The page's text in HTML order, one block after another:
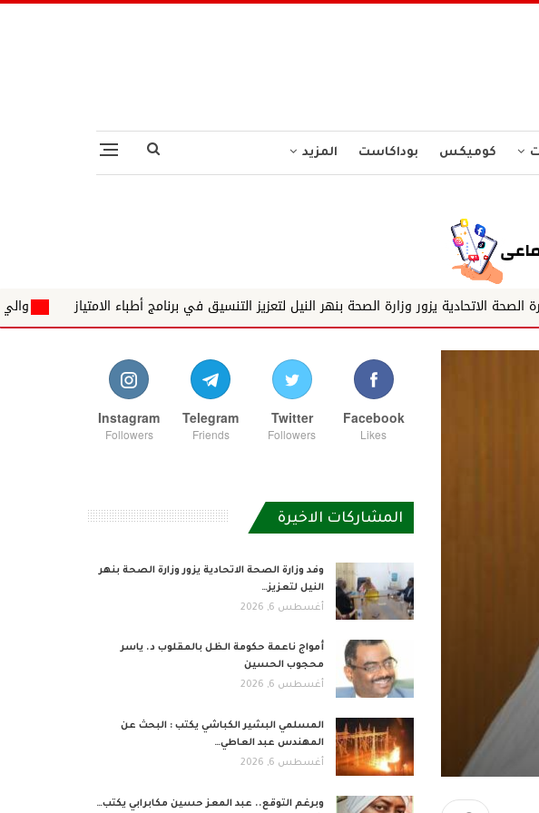
كوميكس بوداكاست المزيد
الصحة بنهر النيل لتعزيز التنسيق في برنامج أطباء الامتياز والي نهر النيل يلتقي
Facebook
Likes
Twitter
Followers
Telegram
Friends
Instagram
Followers
المشاركات الاخيرة
وفد وزارة الصحة الاتحادية يزور وزارة الصحة بنهر
النيل لتعزيز…
أغسطس 6, 2026
أمواج ناعمة حكومة الظل بالمقلوب د. ياسر
محجوب الحسين
أغسطس 6, 2026
المسلمي البشير الكباشي يكتب : البحث عن
المهندس عبد العاطي…
أغسطس 6, 2026
وبرغم التوقع.. عبد المعز حسين مكابرابي يكتب…